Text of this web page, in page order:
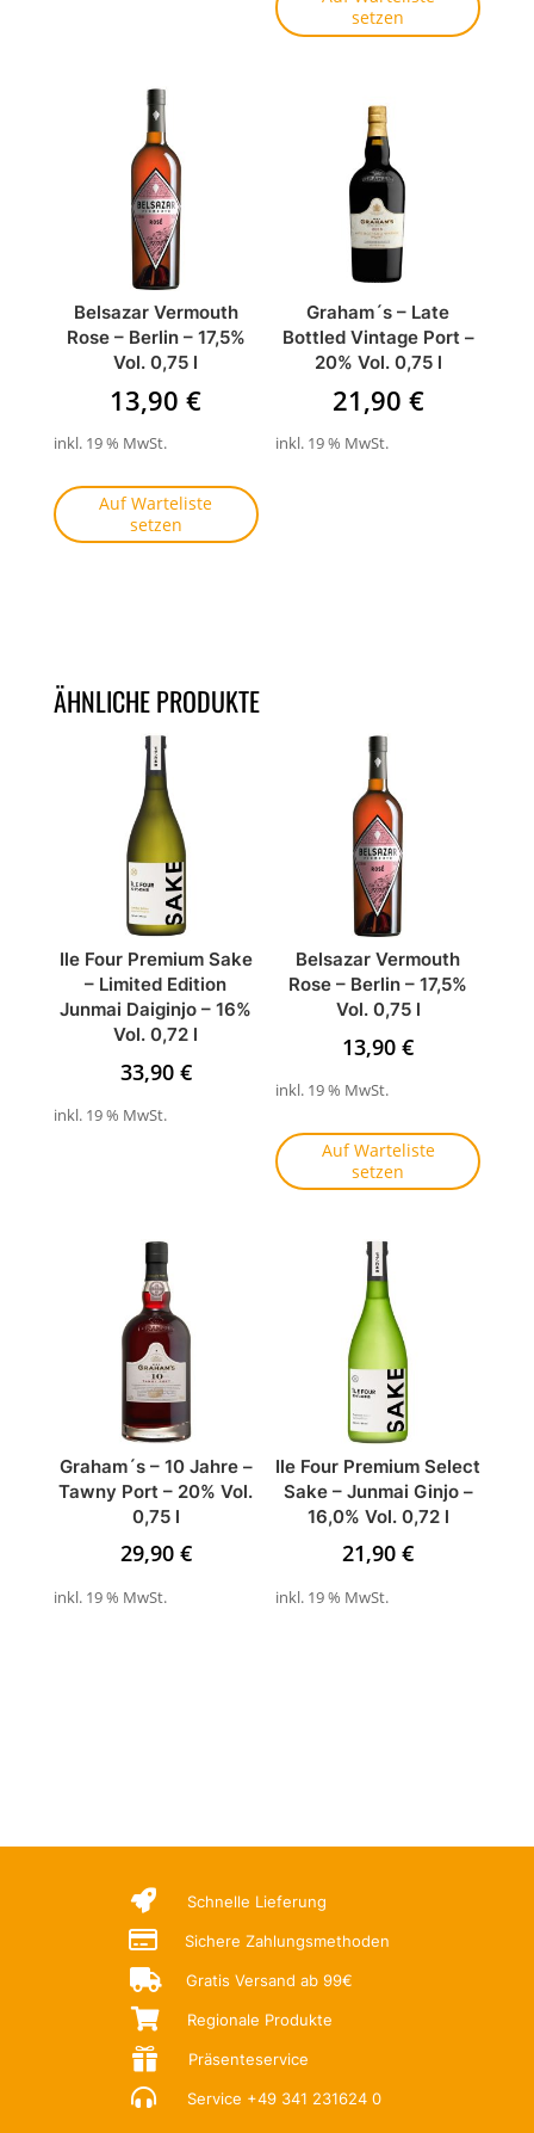
setzen
Belsazar Vermouth
Rose – Berlin – 17,5%
Vol. 0,75 l
13,90€
inkl. 19 % MwSt.
Auf Warteliste
setzen
Graham´s – Late
Bottled Vintage Port –
20% Vol. 0,75 l
21,90 €
inkl. 19 % MwSt.
ÄHNLICHE PRODUKTE
Ile Four Premium Sake
– Limited Edition
Junmai Daiginjo – 16%
Vol. 0,72 l
33,90 €
inkl. 19 % MwSt.
Belsazar Vermouth
Rose – Berlin – 17,5%
Vol. 0,75 l
13,90€
inkl. 19 % MwSt.
Auf Warteliste
setzen
Graham´s – 10 Jahre –
Tawny Port – 20% Vol.
0,75 l
29,90 €
inkl. 19 % MwSt.
Ile Four Premium Select
Sake – Junmai Ginjo –
16,0% Vol. 0,72 l
21,90€
inkl. 19 % MwSt.
 Schnelle Lieferung
 Sichere Zahlungsmethoden
 Gratis Versand ab 99€
 Regionale Produkte
 Präsenteservice
 Service +49 341 231624 0